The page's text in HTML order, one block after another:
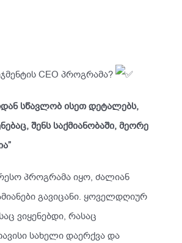
CEO პროგრამა?
სწავლობ ისეთ დეტალებს,
შენს საქმიანობაში, მეორე
პროგრამა იყო, ძალიან
გავიცანი. ყოველდღიურ
ვიყენებდი, რასაც
სახელი დაერქვა და